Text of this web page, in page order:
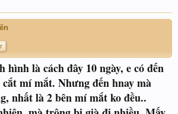
hình là cách đây 10 ngày, e có đến
mí mắt. Nhưng đến hnay mà
nhất là 2 bên mí mắt ko đều..